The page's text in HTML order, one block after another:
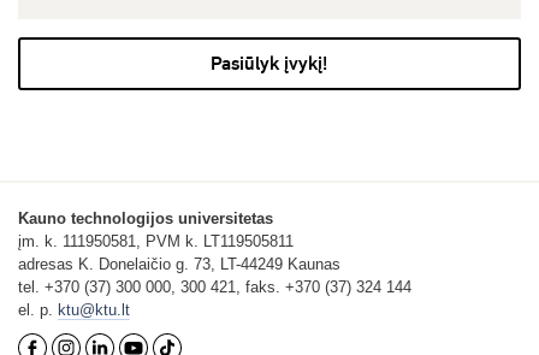
Pasiūlyk įvykį!
Kauno technologijos universitetas
įm. k. 111950581, PVM k. LT119505811
adresas K. Donelaičio g. 73, LT-44249 Kaunas
tel. +370 (37) 300 000, 300 421, faks. +370 (37) 324 144
el. p. ktu@ktu.lt